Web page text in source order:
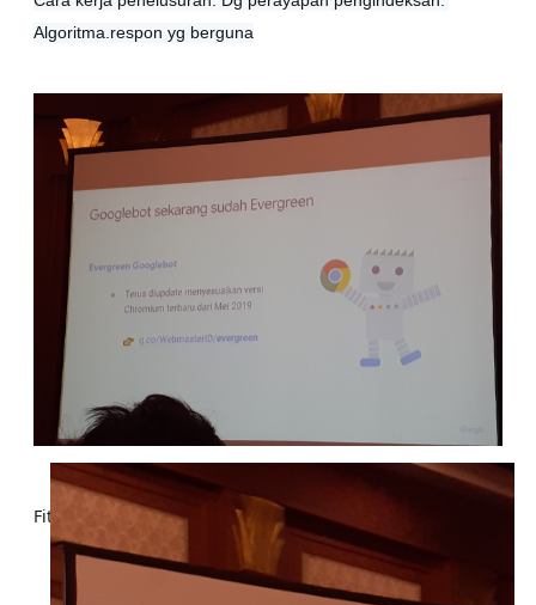
Algoritma.respon yg berguna
Fitur2 terbaru 1000 lebih bisa digunakan.